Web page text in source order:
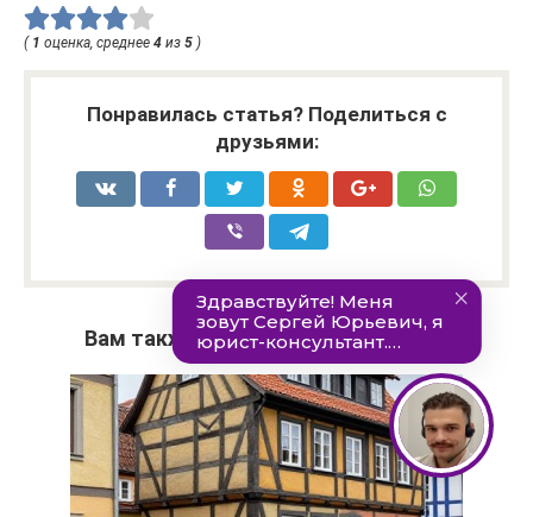
( 1 оценка, среднее 4 из 5 )
Понравилась статья? Поделиться с
друзьями:
Вам также может быть интересно